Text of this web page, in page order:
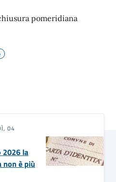
pomeridiana
04
2026 la
non è più